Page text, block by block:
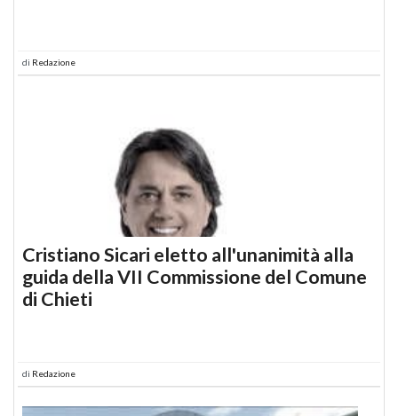
di Redazione
Cristiano Sicari eletto all'unanimità alla
guida della VII Commissione del Comune
di Chieti
di Redazione